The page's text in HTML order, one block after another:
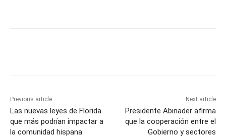
Previous article
Las nuevas leyes de Florida
que más podrían impactar a
la comunidad hispana
Next article
Presidente Abinader afirma
que la cooperación entre el
Gobierno y sectores